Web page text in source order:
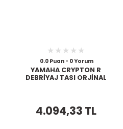
0.0 Puan - 0 Yorum
YAMAHA CRYPTON R
DEBRİYAJ TASI ORJİNAL
4.094,33 TL